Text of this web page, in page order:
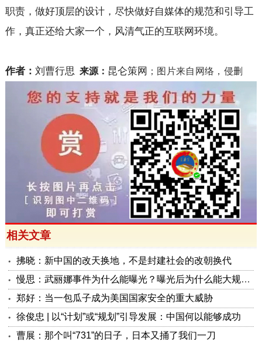
职责，做好顶层的设计，尽快做好自媒体的规范和引导工
作，真正还给大家一个，风清气正的互联网环境。
作者： 刘曹行思 来源： 昆仑策网 ； 图片来自网络，侵删
相关文章
拂晓：新中国的改天换地，不是封建社会的改朝换代
慢思：武丽娜事件为什么能曝光？曝光后为什么能大规模被报道？
郑好：当一包瓜子成为美国国家安全的重大威胁
徐俊忠 | 以“计划”或“规划”引导发展：中国何以能够成功
曹展：那个叫“731”的日子，日本又捅了我们一刀